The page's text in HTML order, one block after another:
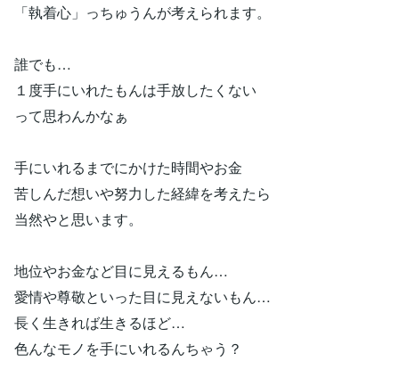
「執着心」っちゅうんが考えられます。
誰でも…
１度手にいれたもんは手放したくない
って思わんかなぁ
手にいれるまでにかけた時間やお金
苦しんだ想いや努力した経緯を考えたら
当然やと思います。
地位やお金など目に見えるもん…
愛情や尊敬といった目に見えないもん…
長く生きれば生きるほど…
色んなモノを手にいれるんちゃう？